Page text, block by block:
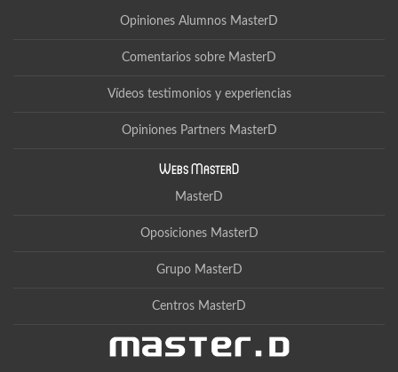
Opiniones Alumnos MasterD
Comentarios sobre MasterD
Vídeos testimonios y experiencias
Opiniones Partners MasterD
Webs MasterD
MasterD
Oposiciones MasterD
Grupo MasterD
Centros MasterD